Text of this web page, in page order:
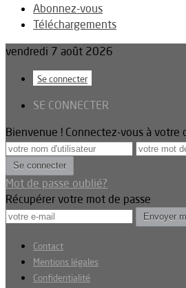
Abonnez-vous
Téléchargements
vendredi 7 août 2026
Se connecter
SE CONNECTER
Bienvenue ! Connectez-vous à votre
Mot de passe oublié?
Récupérer votre mot de passe
Contact
Mentions légales
Confidentialité